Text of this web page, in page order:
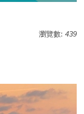
瀏覽數: 439